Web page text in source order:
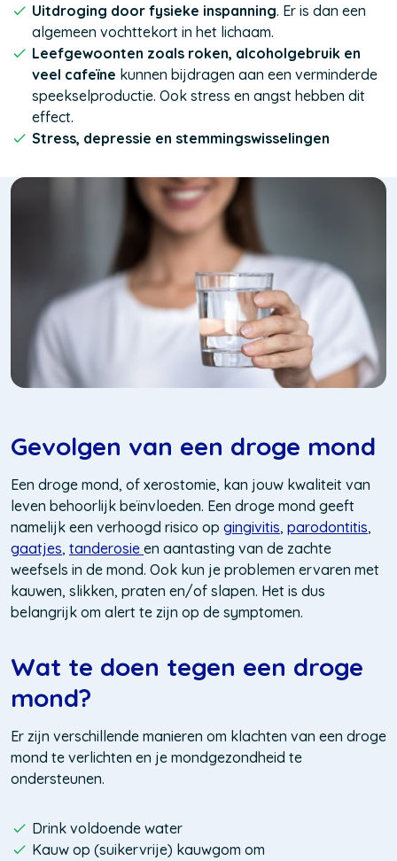
Uitdroging door fysieke inspanning. Er is dan een
algemeen vochttekort in het lichaam.
Leefgewoonten zoals roken, alcoholgebruik en
veel cafeïne kunnen bijdragen aan een verminderde
speekselproductie. Ook stress en angst hebben dit
effect.
Stress, depressie en stemmingswisselingen
Gevolgen van een droge mond
Een droge mond, of xerostomie, kan jouw kwaliteit van
leven behoorlijk beïnvloeden. Een droge mond geeft
namelijk een verhoogd risico op gingivitis, parodontitis,
gaatjes, tanderosie en aantasting van de zachte
weefsels in de mond. Ook kun je problemen ervaren met
kauwen, slikken, praten en/of slapen. Het is dus
belangrijk om alert te zijn op de symptomen.
Wat te doen tegen een droge
mond?
Er zijn verschillende manieren om klachten van een droge
mond te verlichten en je mondgezondheid te
ondersteunen.
Drink voldoende water
Kauw op (suikervrije) kauwgom om